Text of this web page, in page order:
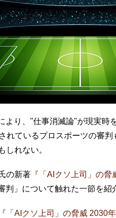
より、"仕事消滅論"が現実時
れているプロスポーツの審
しれない。
の新著 『「AIクソ上司」の
判」について触れた一節を紹
『「AIクソ上司」の脅威 2030